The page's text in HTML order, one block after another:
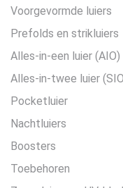
Voorgevormde luiers
Prefolds en strikluiers
Alles-in-een luier (AIO)
Alles-in-twee luier
Pocketluier
Nachtluiers
Boosters
Toebehoren